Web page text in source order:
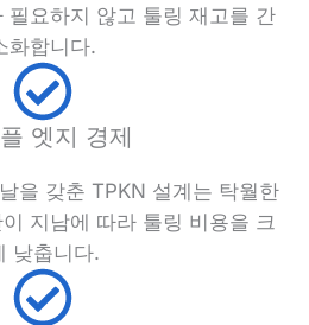
필요하지 않고 툴링 재고를 간
화합니다.
엣지 경제
을 갖춘 TPKN 설계는 탁월한
지남에 따라 툴링 비용을 크
낮춥니다.